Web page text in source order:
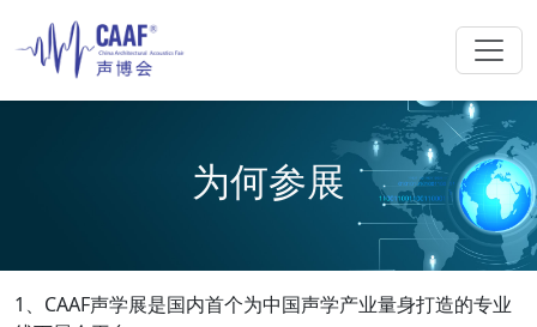
为何参展
1、CAAF声学展是国内首个为中国声学产业量身打造的专业